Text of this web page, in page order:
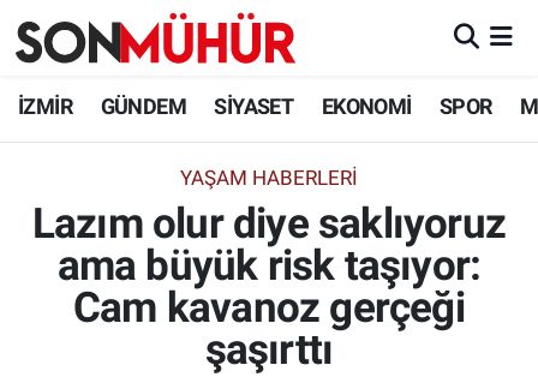
İZMİR GÜNDEM SİYASET EKONOMİ SPOR
YAŞAM HABERLERI
Lazım olur diye saklıyoruz
ama büyük risk taşıyor:
Cam kavanoz gerçeği
şaşırttı
İzmir Nöbetçi Eczaneler
İzmir Namaz Vakitleri
İzmir Trafik Yoğunluk Haritası
Süper Lig Puan Durumu ve Fikstür